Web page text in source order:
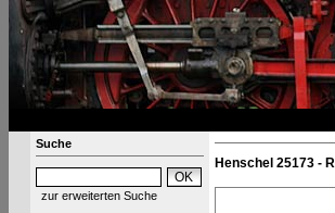
Suche
zur erweiterten Suche
Henschel 25173 -